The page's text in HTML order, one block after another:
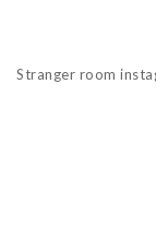
Stranger room